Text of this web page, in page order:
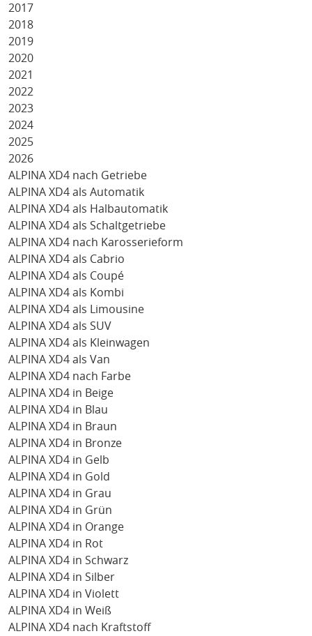
2017
2018
2019
2020
2021
2022
2023
2024
2025
2026
ALPINA XD4 nach Getriebe
ALPINA XD4 als Automatik
ALPINA XD4 als Halbautomatik
ALPINA XD4 als Schaltgetriebe
ALPINA XD4 nach Karosserieform
ALPINA XD4 als Cabrio
ALPINA XD4 als Coupé
ALPINA XD4 als Kombi
ALPINA XD4 als Limousine
ALPINA XD4 als SUV
ALPINA XD4 als Kleinwagen
ALPINA XD4 als Van
ALPINA XD4 nach Farbe
ALPINA XD4 in Beige
ALPINA XD4 in Blau
ALPINA XD4 in Braun
ALPINA XD4 in Bronze
ALPINA XD4 in Gelb
ALPINA XD4 in Gold
ALPINA XD4 in Grau
ALPINA XD4 in Grün
ALPINA XD4 in Orange
ALPINA XD4 in Rot
ALPINA XD4 in Schwarz
ALPINA XD4 in Silber
ALPINA XD4 in Violett
ALPINA XD4 in Weiß
ALPINA XD4 nach Kraftstoff